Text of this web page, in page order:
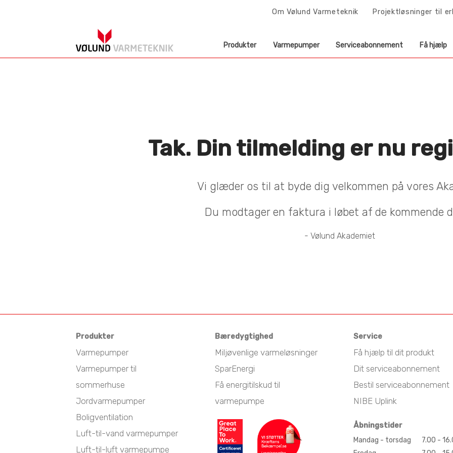
Om Vølund Varmeteknik Projektløsninger til
Produkter Varmepumper Serviceabonnement Få hjælp
Tak. Din tilmelding er nu
Vi glæder os til at byde dig velkommen på vores
Du modtager en faktura i løbet af de kommende
- Vølund Akademiet
Produkter
Varmepumper
Varmepumper til
sommerhuse
Jordvarmepumper
Boligventilation
Luft-til-vand varmepumper
Luft-til-luft varmepumpe
Bæredygtighed
Miljøvenlige varmeløsninger
SparEnergi
Få energitilskud til
varmepumpe
Service
Få hjælp til dit produkt
Dit serviceabonnement
Bestil serviceabonnement
NIBE Uplink
Åbningstider
Mandag - torsdag
7.00 -